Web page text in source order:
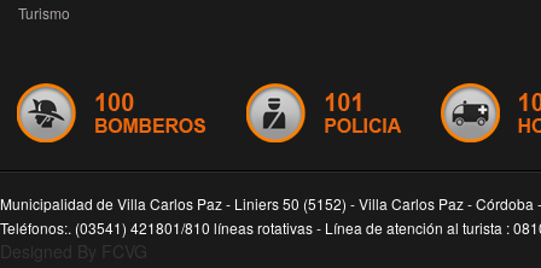
Turismo
Municipalidad de Villa Carlos Paz - Liniers 50 (5152) - Villa Carlos Paz - Córdoba
Teléfonos:. (03541) 421801/810 líneas rotativas - Línea de atención al turista :
Designed By FCVG